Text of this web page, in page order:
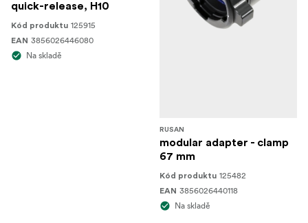
quick-release, H10
Kód produktu 125915
EAN 3856026446080
Na skladě
RUSAN
modular adapter - clamp
67 mm
Kód produktu 125482
EAN 3856026440118
Na skladě